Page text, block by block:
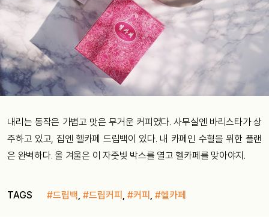
내리는 동작은 가볍고 맛은 무거운 커피였다. 사무실엔 바리스타가 상
주하고 있고, 집엔 헬카페 드립백이 있다. 내 카페인 수혈을 위한 플랜
은 완벽하다. 올 겨울은 이 자줏빛 박스를 열고 헬카페를 맞아야지.
TAGS #드립백 #드립커피 #커피 #헬카페